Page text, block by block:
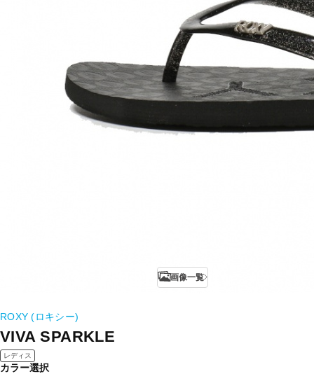
画像一覧
ROXY (ロキシー)
VIVA SPARKLE
レディス
カラー選択